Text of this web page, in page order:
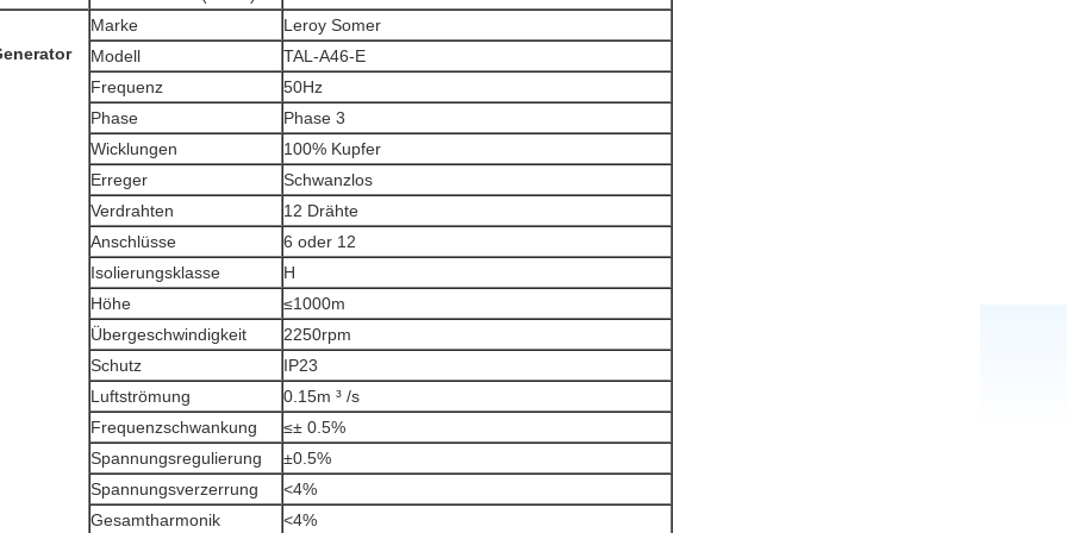
Marke
Leroy Somer
Modell
TAL-A46-E
Frequenz
50Hz
Phase
Phase 3
Wicklungen
100% Kupfer
Erreger
Schwanzlos
Verdrahten
12 Drähte
Anschlüsse
6 oder 12
Isolierungsklasse
H
Höhe
≤1000m
Übergeschwindigkeit
2250rpm
Schutz
IP23
Luftströmung
0.15m ³ /s
Frequenzschwankung
≤± 0.5%
Spannungsregulierung
±0.5%
Spannungsverzerrung
<4%
Gesamtharmonik
<4%